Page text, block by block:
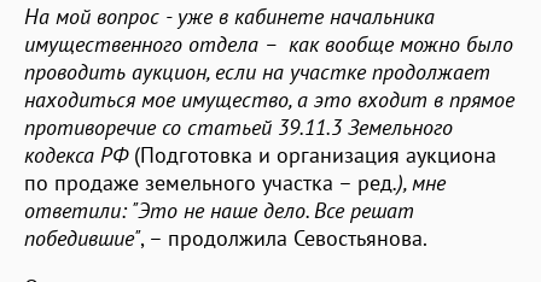
На мой вопрос - уже в кабинете начальника
имущественного отдела – как вообще можно было
проводить аукцион, если на участке продолжает
находиться мое имущество, а это входит в прямое
противоречие со статьей 39.11.3 Земельного
кодекса РФ (Подготовка и организация аукциона
по продаже земельного участка – ред.), мне
ответили: "Это не наше дело. Все решат
победившие", – продолжила Севостьянова.